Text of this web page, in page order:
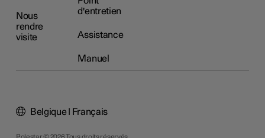
Nous
rendre
visite
d'entretien
Assistance
Manuel
Belgique | Français